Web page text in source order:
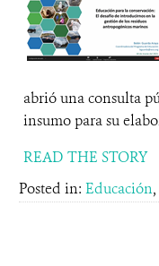
abrió una consulta
insumo para su
READ THE STORY
Posted in: Educación,